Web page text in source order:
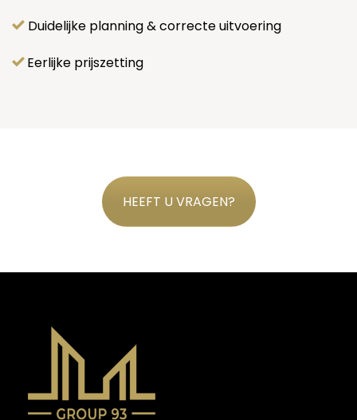
Duidelijke planning & correcte uitvoering
Eerlijke prijszetting
HEEFT U VRAGEN?